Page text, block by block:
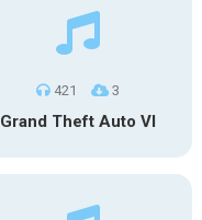
421 3
Grand Theft Auto VI